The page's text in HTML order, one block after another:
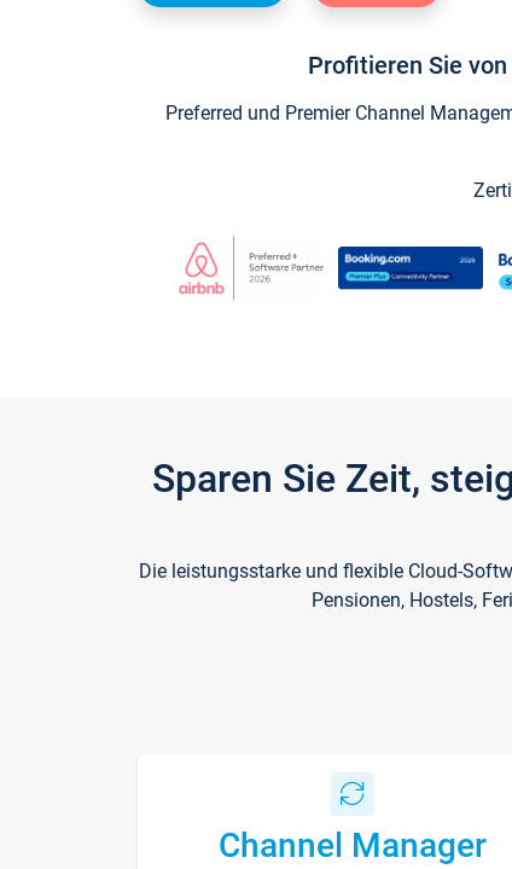
Profitieren Sie
Preferred und Premier Channel
Sparen Sie Zeit,
Die leistungsstarke und flexible Cloud-
Pensionen, Hostels,
Channel Manager